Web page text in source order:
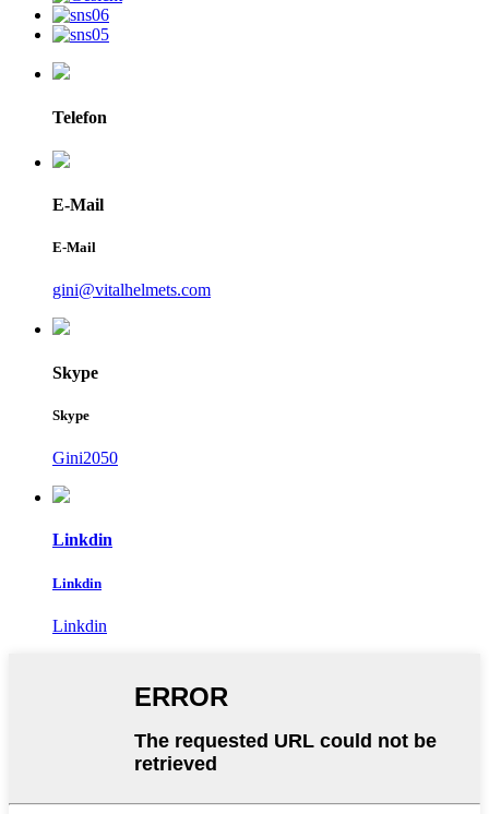
Telefon
E-Mail
E-Mail
gini@vitalhelmets.com
Skype
Skype
Gini2050
Linkdin
Linkdin
Linkdin